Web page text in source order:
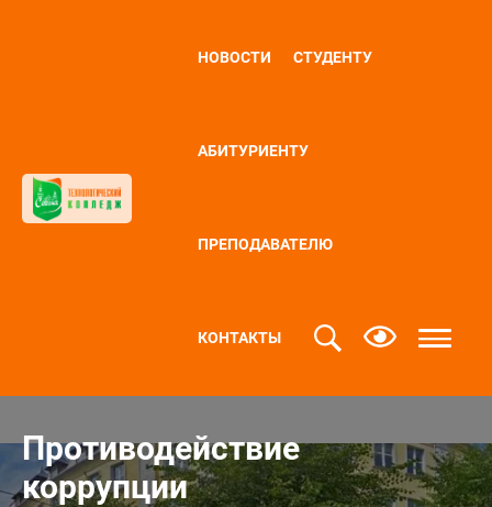
НОВОСТИ СТУДЕНТУ
АБИТУРИЕНТУ
ПРЕПОДАВАТЕЛЮ
КОНТАКТЫ
Противодействие
коррупции